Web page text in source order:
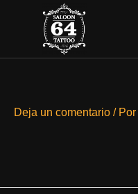
Deja un comentario / Por